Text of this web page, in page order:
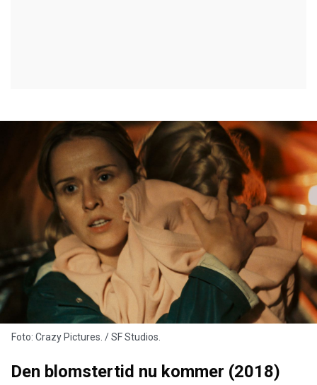
Foto: Crazy Pictures. / SF Studios.
Den blomstertid nu kommer (2018)